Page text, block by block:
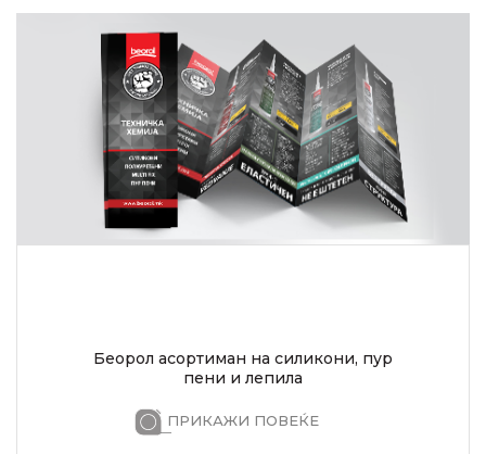
Беорол асортиман на силикони, пур
пени и лепила
ПРИКАЖИ ПОВЕЌЕ